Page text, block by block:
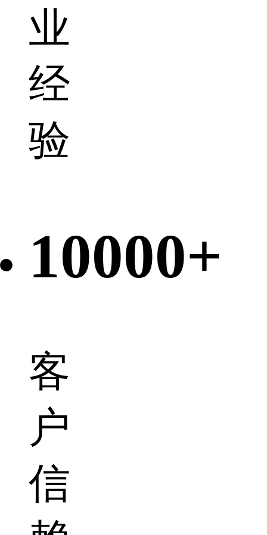
业
经
验
10000+
客
户
信